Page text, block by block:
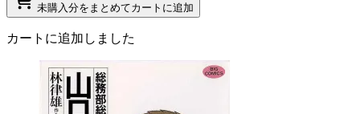
未購入分をまとめてカートに追加
カートに追加しました